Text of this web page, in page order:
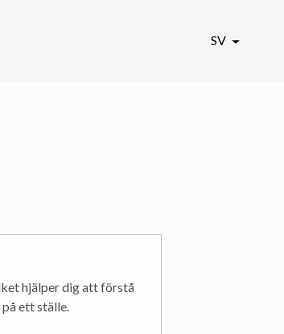
SV
hjälper dig att förstå
ett ställe.